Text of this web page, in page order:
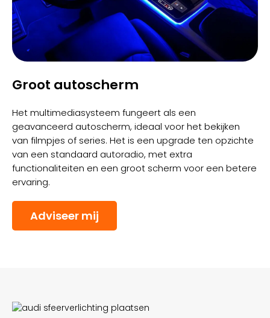
Groot autoscherm
Het multimediasysteem fungeert als een
geavanceerd autoscherm, ideaal voor het bekijken
van filmpjes of series. Het is een upgrade ten opzichte
van een standaard autoradio, met extra
functionaliteiten en een groot scherm voor een betere
ervaring.
Adviseer mij